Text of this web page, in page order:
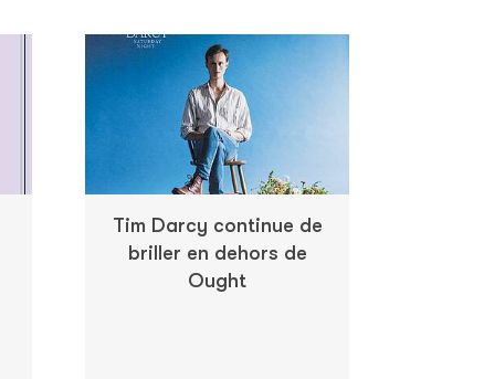
Tim Darcy continue de
briller en dehors de
Ought